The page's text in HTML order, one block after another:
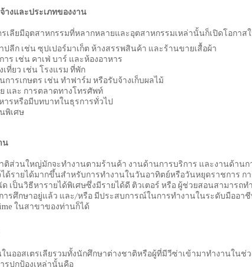
างและประเภทของงาน
รเลียมีอุตสาหกรรมที่หลากหลายและอุตสาหกรรมเหล่านั้นก็เปิดโอกาส
ปลีก เช่น ซุปเปอร์มาเก็ต ห้างสรรพสินค้า และร้านขายเสื้อผ้า
าร เช่น คาเฟ่ บาร์ และห้องอาหาร
เที่ยว เช่น โรงแรม ที่พัก
การเกษตร เช่น ทำฟาร์ม หรือรับจ้างเก็บผลไม้
และ การตลาดทางโทรศัพท์
ารหรือมีบทบาทในธุรการทั่วไป
พิเศษ
น
ติส่วนใหญ่มักจะทำงานตามร้านค้า งานด้านการบริการ และงานด้าน
ด้รายได้มากขึ้นสำหรับการทำงานในวันอาทิตย์หรือวันหยุดราชการ
เป็นวิธีหารายได้พิเศษซึ่งมีรายได้ดี ติวเตอร์ หรือ ผู้ช่วยสอนสามารถท
รศึกษาอยู่แล้ว และ/หรือ มีประสบการณ์ในการทำงานในระดับมืออา
ในสาขาของท่านก็ได้
นออสเตรเลียรวมทั้งนักศึกษาต่างชาติหรือผู้ที่มีวีซ่าเข้ามาทำงานใน
รปกป้องเหล่านั้นคือ